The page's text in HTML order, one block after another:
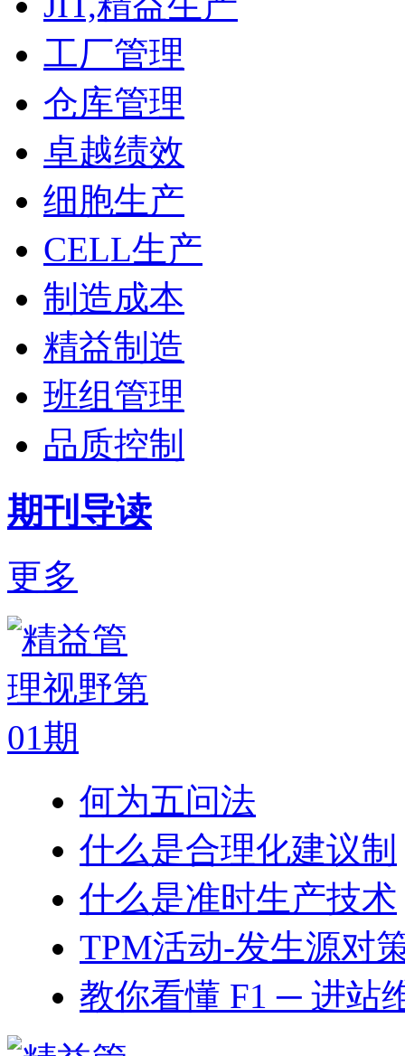
工厂管理
仓库管理
卓越绩效
细胞生产
CELL生产
制造成本
精益制造
班组管理
品质控制
期刊导读
更多
何为五问法
什么是合理化建议制
什么是准时生产技术
TPM活动-发生源对
教你看懂 F1 ─ 进站